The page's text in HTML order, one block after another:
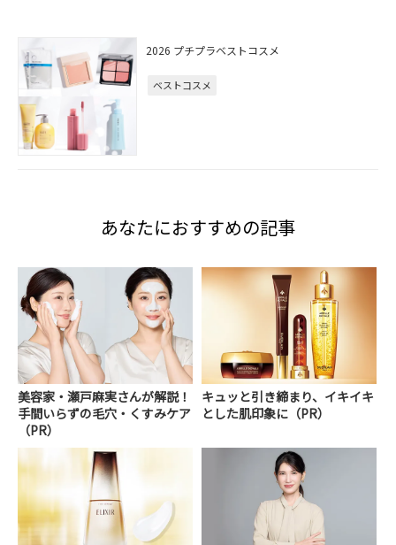
2026 プチプラベストコスメ
ベストコスメ
あなたにおすすめの記事
美容家・瀬戸麻実さんが解説！
手間いらずの毛穴・くすみケア
（PR）
キュッと引き締まり、イキイキ
とした肌印象に（PR）